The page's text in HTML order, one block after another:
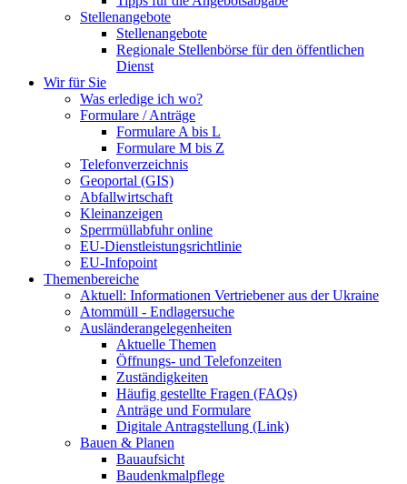
Stellenangebote
Stellenangebote
Regionale Stellenbörse für den öffentlichen
Dienst
Wir für Sie
Was erledige ich wo?
Formulare / Anträge
Formulare A bis L
Formulare M bis Z
Telefonverzeichnis
Geoportal (GIS)
Abfallwirtschaft
Kleinanzeigen
Sperrmüllabfuhr online
EU-Dienstleistungsrichtlinie
EU-Infopoint
Themenbereiche
Aktuell: Informationen Vertriebener aus der Ukraine
Atommüll - Endlagersuche
Ausländerangelegenheiten
Aktuelle Themen
Öffnungs- und Telefonzeiten
Zuständigkeiten
Häufig gestellte Fragen (FAQs)
Anträge und Formulare
Digitale Antragstellung (Link)
Bauen & Planen
Bauaufsicht
Baudenkmalpflege